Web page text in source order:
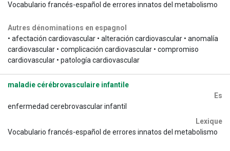
Vocabulario francés-español de errores innatos del metabolismo
Autres dénominations en espagnol
• afectación cardiovascular • alteración cardiovascular • anomalía
cardiovascular • complicación cardiovascular • compromiso
cardiovascular • patología cardiovascular
maladie cérébrovasculaire infantile
Es
enfermedad cerebrovascular infantil
Lexique
Vocabulario francés-español de errores innatos del metabolismo